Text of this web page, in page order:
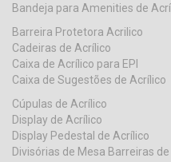
Bandeja para Amenities de
Barreira Protetora Acrilico
Cadeiras de Acrílico
Caixa de Acrílico para EPI
Caixa de Sugestões de Acrílico
Cúpulas de Acrílico
Display de Acrílico
Display Pedestal de Acrílico
Divisórias de Mesa Barreiras